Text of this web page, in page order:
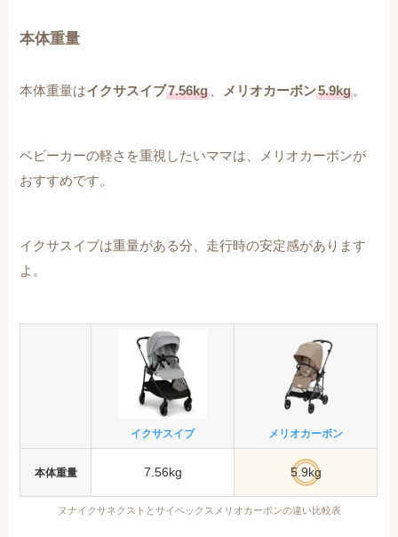
本体重量
本体重量はイクサスイブ7.56kg メリオカーボン5.9kg 。
ベビーカーの軽さを重視したいママは、メリオカーボンが
おすすめです。
イクサスイブは重量がある分、走行時の安定感があります
よ。
イクサスイブ メリオカーボン
本体重量 7.56kg 5.9kg
ヌナイクサネクストとサイベックスメリオカーボンの違い比較表